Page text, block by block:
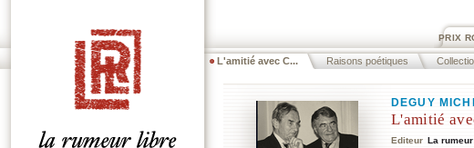
PRIX
L'amitié avec C... Raisons poétiques
DEGUY
L'amitié
Editeur La